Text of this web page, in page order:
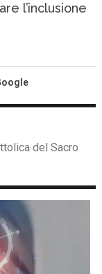
l’inclusione
del Sacro